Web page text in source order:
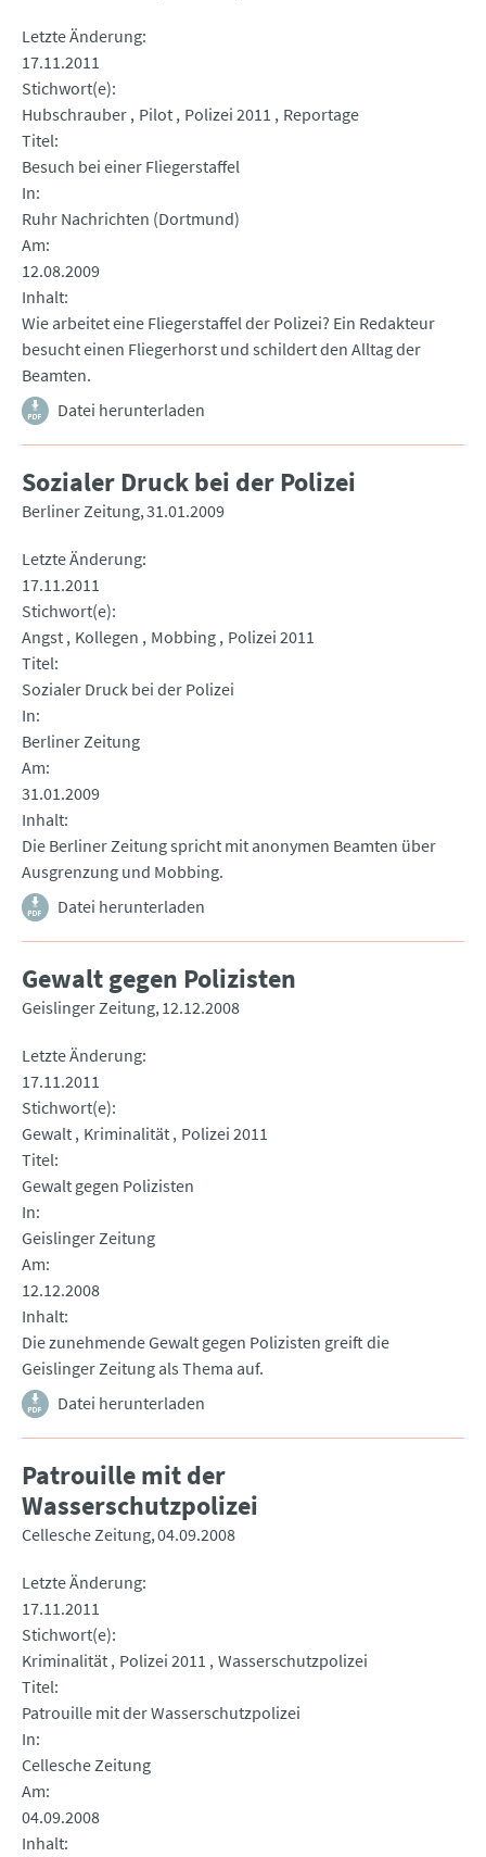
Letzte Änderung
17.11.2011
Stichwort(e)
Hubschrauber Pilot Polizei 2011
Reportage
Titel
Besuch bei einer Fliegerstaffel
In
Ruhr Nachrichten (Dortmund)
Am
12.08.2009
Inhalt
Wie arbeitet eine Fliegerstaffel der Polizei? Ein Redakteur
besucht einen Fliegerhorst und schildert den Alltag der
Beamten.
Datei herunterladen
Sozialer Druck bei der Polizei
Berliner Zeitung 31.01.2009
Letzte Änderung
17.11.2011
Stichwort(e)
Angst Kollegen Mobbing Polizei 2011
Titel
Sozialer Druck bei der Polizei
In
Berliner Zeitung
Am
31.01.2009
Inhalt
Die Berliner Zeitung spricht mit anonymen Beamten über
Ausgrenzung und Mobbing.
Datei herunterladen
Gewalt gegen Polizisten
Geislinger Zeitung 12.12.2008
Letzte Änderung
17.11.2011
Stichwort(e)
Gewalt Kriminalität Polizei 2011
Titel
Gewalt gegen Polizisten
In
Geislinger Zeitung
Am
12.12.2008
Inhalt
Die zunehmende Gewalt gegen Polizisten greift die
Geislinger Zeitung als Thema auf.
Datei herunterladen
Patrouille mit der
Wasserschutzpolizei
Cellesche Zeitung 04.09.2008
Letzte Änderung
17.11.2011
Stichwort(e)
Kriminalität Polizei 2011 Wasserschutzpolizei
Titel
Patrouille mit der Wasserschutzpolizei
In
Cellesche Zeitung
Am
04.09.2008
Inhalt